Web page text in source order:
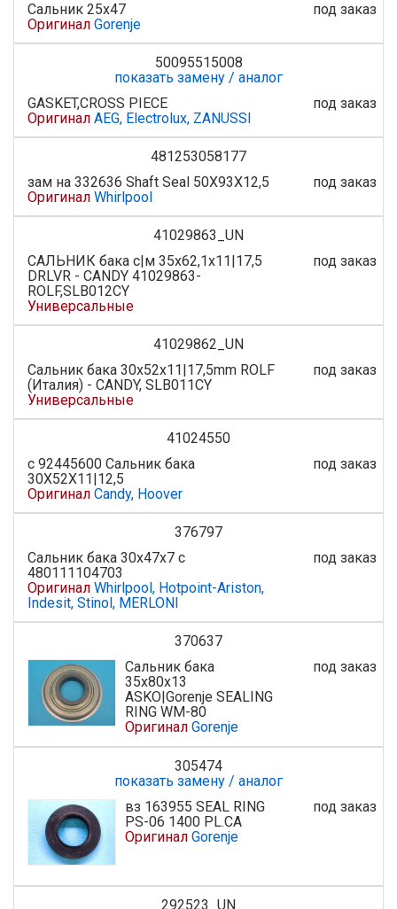
Сальник 25x47
Оригинал Gorenje
под заказ
50095515008
показать замену / аналог
GASKET,CROSS PIECE
Оригинал AEG, Electrolux, ZANUSSI
под заказ
481253058177
зам на 332636 Shaft Seal 50X93X12,5
Оригинал Whirlpool
под заказ
41029863_UN
САЛЬНИК бака с|м 35x62,1x11|17,5
DRLVR - CANDY 41029863-
ROLF,SLB012CY
Универсальные
под заказ
41029862_UN
Сальник бака 30x52x11|17,5mm ROLF
(Италия) - CANDY, SLB011CY
Универсальные
под заказ
41024550
с 92445600 Сальник бака
30X52X11|12,5
Оригинал Candy, Hoover
под заказ
376797
Сальник бака 30x47x7 с
480111104703
Оригинал Whirlpool, Hotpoint-Ariston,
Indesit, Stinol, MERLONI
под заказ
370637
Сальник бака
35x80x13
ASKO|Gorenje SEALING
RING WM-80
Оригинал Gorenje
под заказ
305474
показать замену / аналог
вз 163955 SEAL RING
PS-06 1400 PL.CA
Оригинал Gorenje
под заказ
292523_UN